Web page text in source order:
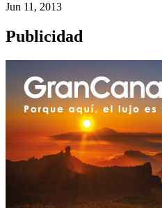
Jun 11, 2013
Publicidad